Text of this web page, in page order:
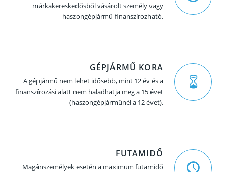
márkakereskedősből vásárolt személy vagy
haszongépjármű finanszírozható.
GÉPJÁRMŰ KORA
A gépjármű nem lehet idősebb, mint 12 év és a
finanszírozási alatt nem haladhatja meg a 15 évet
(haszongépjárműnél a 12 évet).
FUTAMIDŐ
Magánszemélyek esetén a maximum futamidő